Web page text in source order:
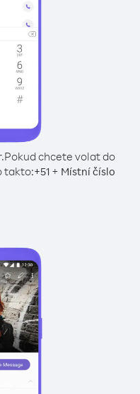
Pokud chcete volat do
takto:+51+ Místní číslo